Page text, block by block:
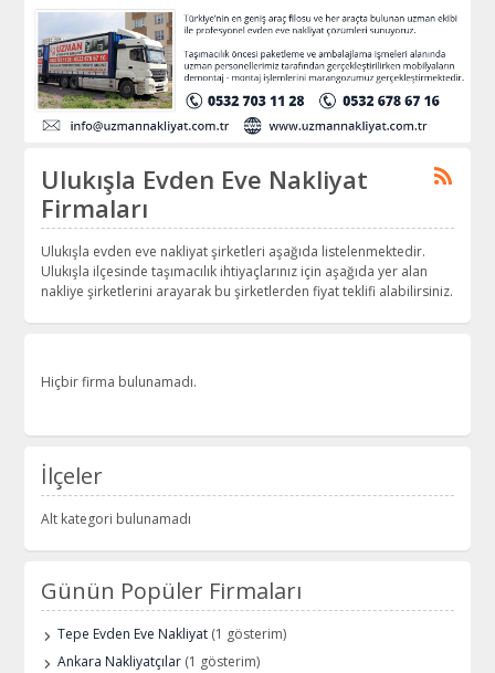
Ulukışla Evden Eve Nakliyat
Firmaları
Ulukışla evden eve nakliyat şirketleri aşağıda listelenmektedir.
Ulukışla ilçesinde taşımacılık ihtiyaçlarınız için aşağıda yer alan
nakliye şirketlerini arayarak bu şirketlerden fiyat teklifi alabilirsiniz.
Hiçbir firma bulunamadı.
İlçeler
Alt kategori bulunamadı
Günün Popüler Firmaları
Tepe Evden Eve Nakliyat (1 gösterim)
Ankara Nakliyatçılar (1 gösterim)